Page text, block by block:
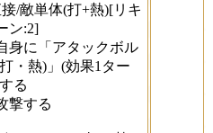
/敵単体(打+熱)[リキ
ン:2]
身に「アタックボル
・熱)」(効果1ター
る
撃する